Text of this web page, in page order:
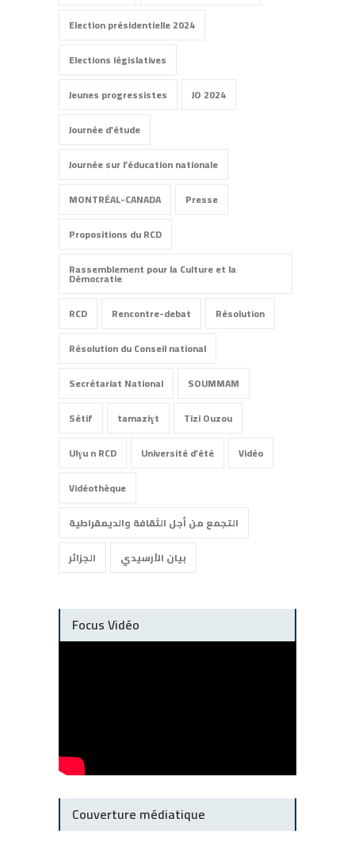
Election présidentielle 2024
Elections législatives
Jeunes progressistes
JO 2024
Journée d'étude
Journée sur l’éducation nationale
MONTRÉAL-CANADA
Presse
Propositions du RCD
Rassemblement pour la Culture et la
Démocratie
RCD
Rencontre-debat
Résolution
Résolution du Conseil national
Secrétariat National
SOUMMAM
Sétif
tamaziɣt
Tizi Ouzou
Ulɣu n RCD
Université d'été
Vidéo
Vidéothèque
التجمع من أجل الثقافة والديمقراطية
الجزائر
بيان الأرسيدي
Focus Vidéo
Couverture médiatique